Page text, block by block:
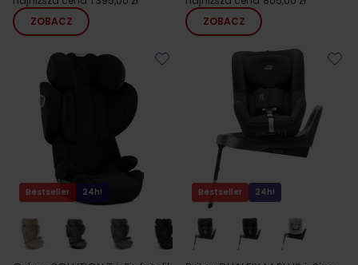
ZOBACZ
ZOBACZ
Bestseller 24h! Bestseller 24h!